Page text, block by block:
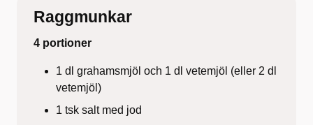
Raggmunkar
4 portioner
1 dl grahamsmjöl och 1 dl vetemjöl (eller 2 dl
vetemjöl)
1 tsk salt med jod